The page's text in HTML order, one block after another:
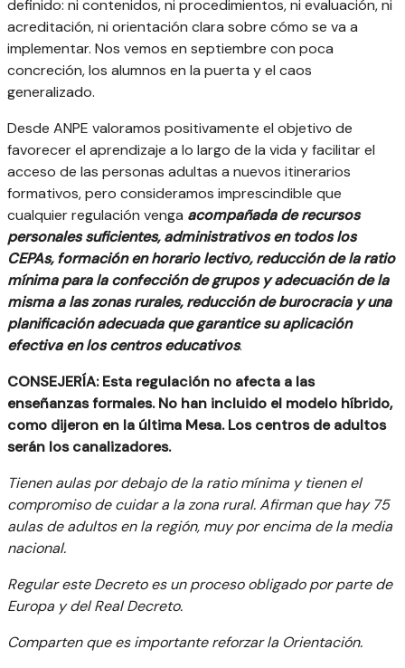
definido: ni contenidos, ni procedimientos, ni evaluación, ni
acreditación, ni orientación clara sobre cómo se va a
implementar. Nos vemos en septiembre con poca
concreción, los alumnos en la puerta y el caos
generalizado.
Desde ANPE valoramos positivamente el objetivo de
favorecer el aprendizaje a lo largo de la vida y facilitar el
acceso de las personas adultas a nuevos itinerarios
formativos, pero consideramos imprescindible que
cualquier regulación venga acompañada de recursos
personales suficientes, administrativos en todos los
CEPAs, formación en horario lectivo, reducción de la ratio
mínima para la confección de grupos y adecuación de la
misma a las zonas rurales, reducción de burocracia y una
planificación adecuada que garantice su aplicación
efectiva en los centros educativos.
CONSEJERÍA: Esta regulación no afecta a las
enseñanzas formales. No han incluido el modelo híbrido,
como dijeron en la última Mesa. Los centros de adultos
serán los canalizadores.
Tienen aulas por debajo de la ratio mínima y tienen el
compromiso de cuidar a la zona rural. Afirman que hay 75
aulas de adultos en la región, muy por encima de la media
nacional.
Regular este Decreto es un proceso obligado por parte de
Europa y del Real Decreto.
Comparten que es importante reforzar la Orientación.